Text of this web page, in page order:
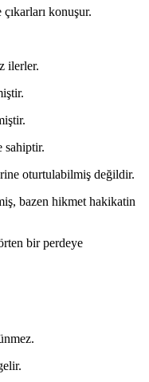
konuşur.
ilerler.
sahiptir.
oturtulabilmiş değildir.
bazen hikmet hakikatin
bir perdeye